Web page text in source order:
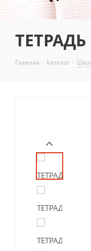
ТЕТРАДЬ
Главная - Каталог -